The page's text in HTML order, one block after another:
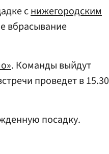
снижегородским
вбрасывание
. Команды выйдут
проведет в 15.30
посадку.